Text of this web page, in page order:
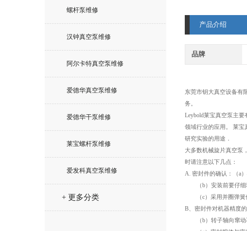
螺杆泵维修
汉钟真空泵维修
阿尔卡特真空泵维修
爱德华真空泵维修
爱德华干泵维修
莱宝螺杆泵维修
爱发科真空泵维修
+ 更多分类
产品介绍
品牌
东莞市钥大真空设备有
务。
Leybold莱宝真空泵主
领域行业的应用。 莱
研究实验的用途．
大多数机械旋片真空泵
时请注意以下几点：
A. 密封件的确认：（a
（b）安装前要仔
（c）采用并圈弹
B、密封件对机器精度
（b）转子轴向窜